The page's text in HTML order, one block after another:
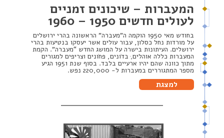
המעברות – שיכונים זמניים
לעולים חדשים 1950 – 1960
בחודש מאי 1950 הוקמה ה”מעברה” הראשונה בהרי ירושלים
על מורדות נחל כסלון, עבור עולים אשר יעסקו בנטיעות בהרי
ירושלים. העיתונות בישרה על המושג החדש “מעברה”. הקמת
המעברות כללה אוהלים,ּ בדֹונים, פחֹונים וצריפים למגורים
מתוך כוונה שהם יהיו ארעיים בלבד. בסוף שנת 1951 הגיע
מספר המתגוררים במעברות ל- 220,000 נפש.
למצגת